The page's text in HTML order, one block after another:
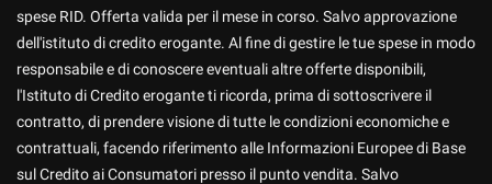
spese RID. Offerta valida per il mese in corso. Salvo approvazione
dell'istituto di credito erogante. Al fine di gestire le tue spese in modo
responsabile e di conoscere eventuali altre offerte disponibili,
l'Istituto di Credito erogante ti ricorda, prima di sottoscrivere il
contratto, di prendere visione di tutte le condizioni economiche e
contrattuali, facendo riferimento alle Informazioni Europee di Base
sul Credito ai Consumatori presso il punto vendita. Salvo